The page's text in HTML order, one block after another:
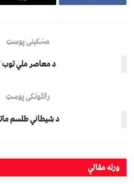
مخکینی پوسټ
د معاصر ملي توب
راتلونکی پوسټ
د شیطاني طلسم
ورتهمقالې